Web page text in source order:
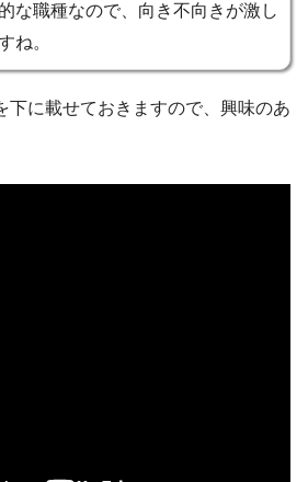
な職種なので、向き不向きが激し
ね。
下に載せておきますので、興味のあ